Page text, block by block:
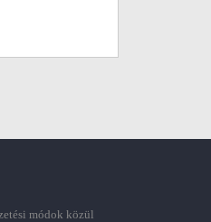
módok közül